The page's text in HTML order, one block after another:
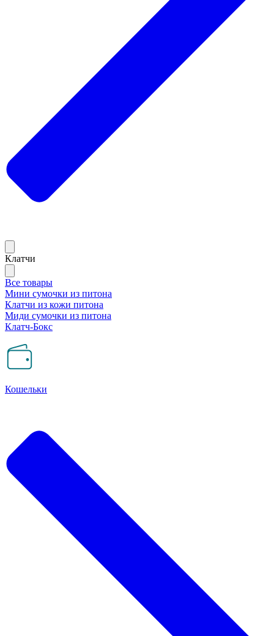
Клатчи
Все товары
Мини сумочки из питона
Клатчи из кожи питона
Миди сумочки из питона
Клатч-Бокс
Кошельки